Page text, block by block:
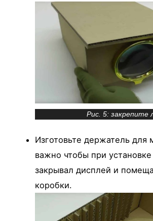
Рис. 5: закрепите
Изготовьте держатель для
важно чтобы при
закрывал дисплей и
коробки.